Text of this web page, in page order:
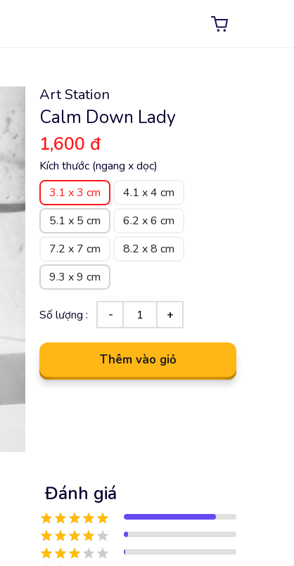
Art Station
Calm Down Lady
1,600 đ
Kích thước (ngang x dọc)
3.1 x 3 cm
4.1 x 4 cm
5.1 x 5 cm
6.2 x 6 cm
7.2 x 7 cm
8.2 x 8 cm
9.3 x 9 cm
Số lượng :
Thêm vào giỏ
Đánh giá